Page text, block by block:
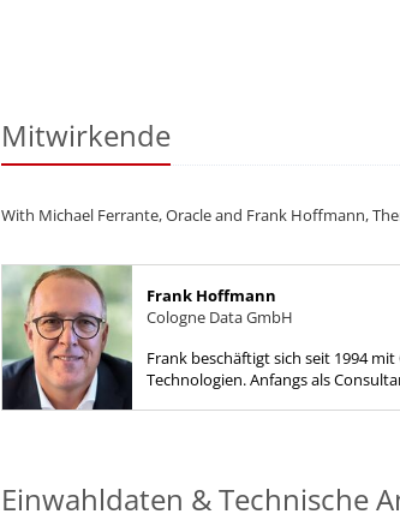
Mitwirkende
With Michael Ferrante, Oracle and Frank Hoffmann,
Frank Hoffmann
Cologne Data GmbH
Frank beschäftigt sich seit 1994 mit
Technologien. Anfangs als
Einwahldaten & Technische